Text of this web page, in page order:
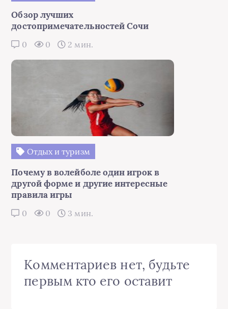
Обзор лучших
достопримечательностей Сочи
0 0 2 мин.
Отдых и туризм
Почему в волейболе один игрок в
другой форме и другие интересные
правила игры
0 0 3 мин.
Комментариев нет, будьте
первым кто его оставит